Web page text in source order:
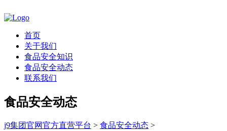
首页
关于我们
食品安全知识
食品安全动态
联系我们
食品安全动态
j9集团官网官方直营平台 > 食品安全动态 >